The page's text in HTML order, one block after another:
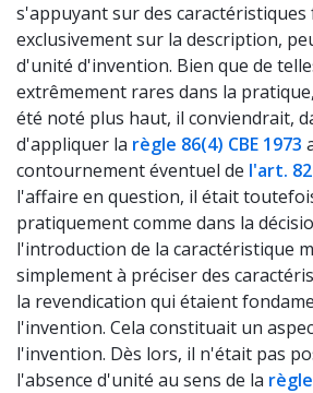
s'appuyant sur des caractéristiques
exclusivement sur la description,
d'unité d'invention. Bien que de
extrêmement rares dans la
été noté plus haut, il conviendrait,
d'appliquer la règle 86(4) CBE 1973
contournement éventuel de l'art. 82
l'affaire en question, il était
pratiquement comme dans la
l'introduction de la caractéristique
simplement à préciser des
la revendication qui étaient
l'invention. Cela constituait un
l'invention. Dès lors, il n'était pas
l'absence d'unité au sens de la règle